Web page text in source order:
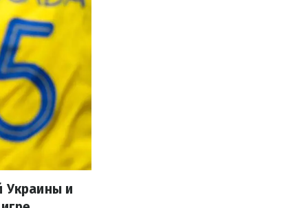
Украины и